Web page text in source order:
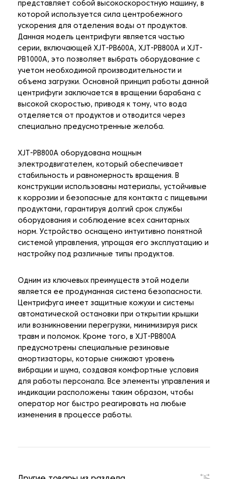
представляет собой высокоскоростную машину, в
которой используется сила центробежного
ускорения для отделения воды от продуктов.
Данная модель центрифуги является частью
серии, включающей XJT-PB600A, XJT-PB800A и XJT-
PB1000A, это позволяет выбрать оборудование с
учетом необходимой производительности и
объема загрузки. Основной принцип работы данной
центрифуги заключается в вращении барабана с
высокой скоростью, приводя к тому, что вода
отделяется от продуктов и отводится через
специально предусмотренные желоба.
XJT-PB800A оборудована мощным
электродвигателем, который обеспечивает
стабильность и равномерность вращения. В
конструкции использованы материалы, устойчивые
к коррозии и безопасные для контакта с пищевыми
продуктами, гарантируя долгий срок службы
оборудования и соблюдение всех санитарных
норм. Устройство оснащено интуитивно понятной
системой управления, упрощая его эксплуатацию и
настройку под различные типы продуктов.
Одним из ключевых преимуществ этой модели
является ее продуманная система безопасности.
Центрифуга имеет защитные кожухи и системы
автоматической остановки при открытии крышки
или возникновении перегрузки, минимизируя риск
травм и поломок. Кроме того, в XJT-PB800A
предусмотрены специальные резиновые
амортизаторы, которые снижают уровень
вибрации и шума, создавая комфортные условия
для работы персонала. Все элементы управления и
индикации расположены таким образом, чтобы
оператор мог быстро реагировать на любые
изменения в процессе работы.